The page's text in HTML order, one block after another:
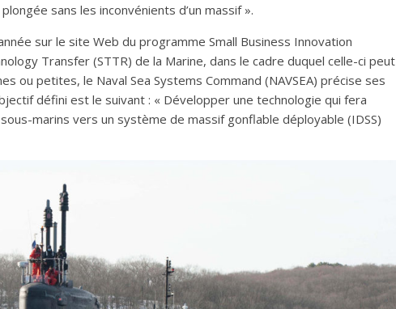
sans les inconvénients d’un massif ».
sur le site Web du programme Small Business Innovation
Transfer (STTR) de la Marine, dans le cadre duquel celle-ci peut
ou petites, le Naval Sea Systems Command (NAVSEA) précise ses
défini est le suivant : « Développer une technologie qui fera
marins vers un système de massif gonflable déployable (IDSS)